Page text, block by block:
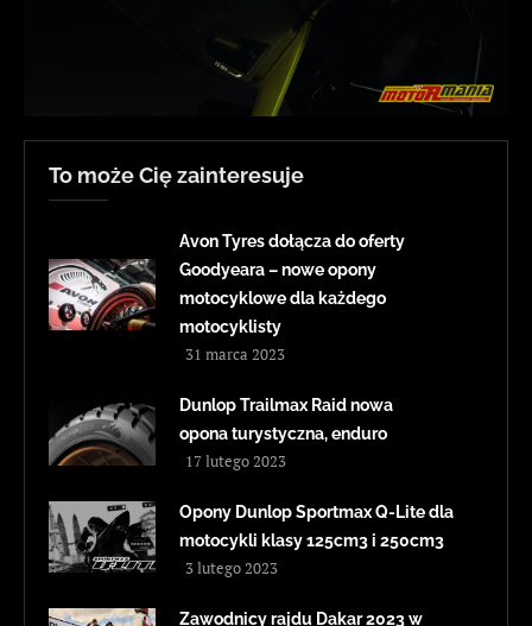
To może Cię zainteresuje
Avon Tyres dołącza do oferty
Goodyeara – nowe opony
motocyklowe dla każdego
motocyklisty
31 marca 2023
Dunlop Trailmax Raid nowa
opona turystyczna, enduro
17 lutego 2023
Opony Dunlop Sportmax Q-Lite dla
motocykli klasy 125cm3 i 250cm3
3 lutego 2023
Zawodnicy rajdu Dakar 2023 w